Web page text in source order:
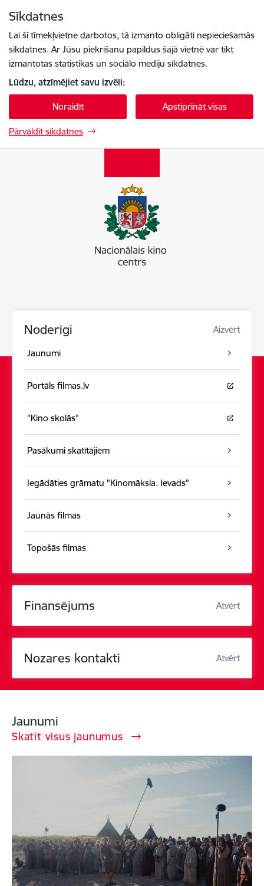
Sīkdatnes
Lai šī tīmekļvietne darbotos, tā izmanto obligāti nepieciešamās
sīkdatnes. Ar Jūsu piekrišanu papildus šajā vietnē var tikt
izmantotas statistikas un sociālo mediju sīkdatnes.
Lūdzu, atzīmējiet savu izvēli:
Noraidīt Apstiprināt visas
Pārvaldīt sīkdatnes
Noderīgi Aizvērt
Jaunumi
Portāls filmas.lv
"Kino skolās"
Pasākumi skatītājiem
Iegādāties grāmatu "Kinomāksla. Ievads"
Jaunās filmas
Topošās filmas
Finansējums Atvērt
Nozares kontakti Atvērt
Jaunumi
Skatīt visus jaunumus